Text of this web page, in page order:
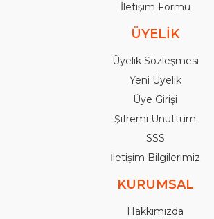
İletişim Formu
ÜYELİK
Üyelik Sözleşmesi
Yeni Üyelik
Üye Girişi
Şifremi Unuttum
SSS
İletişim Bilgilerimiz
KURUMSAL
Hakkımızda